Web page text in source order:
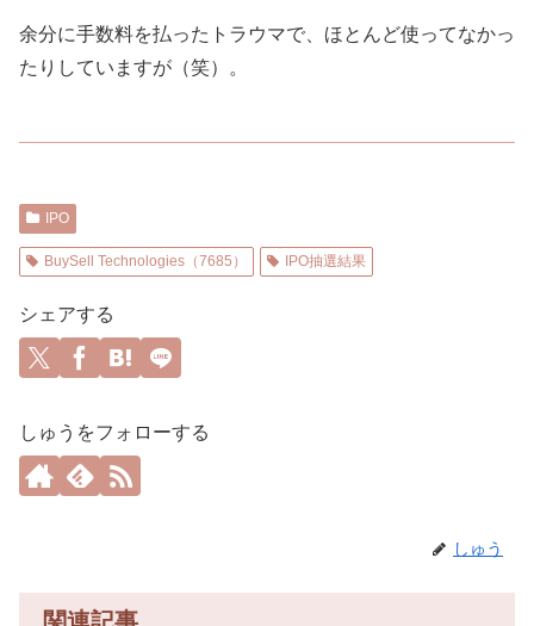
余分に手数料を払ったトラウマで、ほとんど使ってなかっ
たりしていますが（笑）。
IPO
BuySell Technologies（7685） IPO抽選結果
シェアする
しゅうをフォローする
しゅう